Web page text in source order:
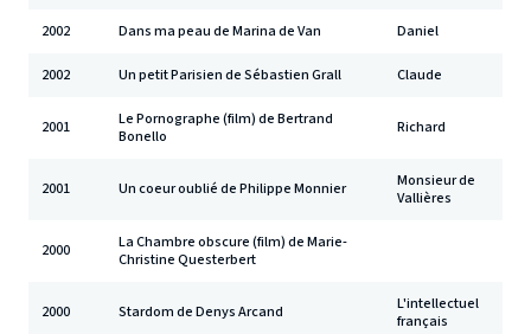
2002 Dans ma peau de Marina de Van Daniel
2002 Un petit Parisien de Sébastien Grall Claude
2001
Le Pornographe (film) de Bertrand
Bonello
Richard
2001 Un coeur oublié de Philippe Monnier
Monsieur de
Vallières
2000
La Chambre obscure (film) de Marie-
Christine Questerbert
2000 Stardom de Denys Arcand
L'intellectuel
français